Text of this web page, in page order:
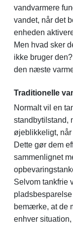
vandvarmere
vandet, når det
enheden
Men hvad sker
ikke bruger
den næste
Traditionelle
Normalt vil en
standbytilstand,
øjeblikkeligt, når
Dette gør dem
sammenlignet
Selvom tankfrie
bemærke, at de
enhver